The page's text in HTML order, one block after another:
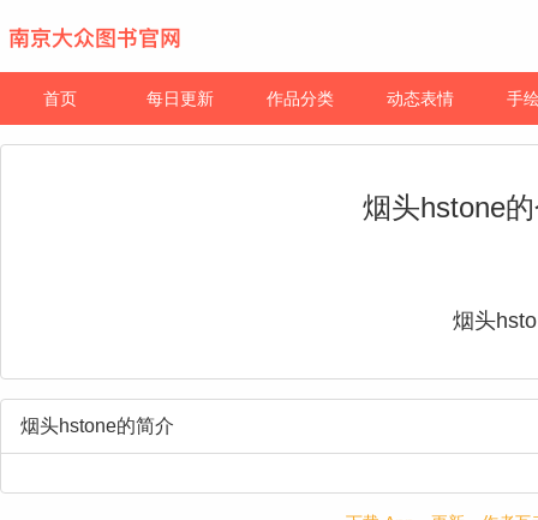
首页 每日更新 作品分类 动态表情 手
烟头hstone
烟头
烟头hstone的简介